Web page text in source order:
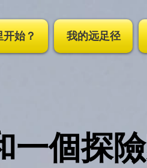
开始？ 我的远足径
一個探